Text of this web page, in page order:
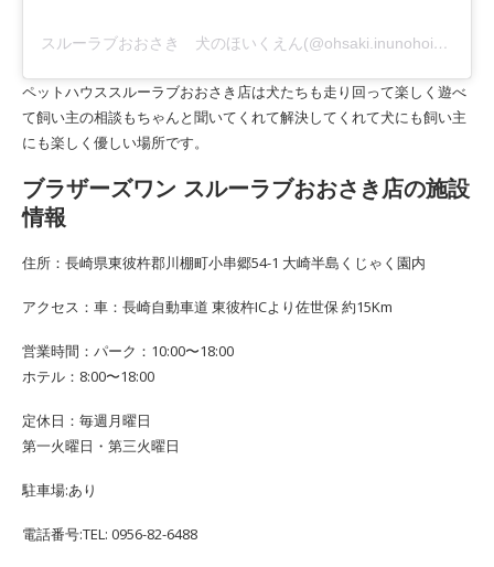
スルーラブおおさき 犬のほいくえん(@ohsaki.inunohoikuen)がシェアした投稿
ペットハウススルーラブおおさき店は犬たちも走り回って楽しく遊べ
て飼い主の相談もちゃんと聞いてくれて解決してくれて犬にも飼い主
にも楽しく優しい場所です。
ブラザーズワン スルーラブおおさき店の施設
情報
住所：長崎県東彼杵郡川棚町小串郷54-1 大崎半島くじゃく園内
アクセス：車：長崎自動車道 東彼杵ICより佐世保 約15Km
営業時間：パーク：10:00〜18:00
ホテル：8:00〜18:00
定休日：毎週月曜日
第一火曜日・第三火曜日
駐車場:あり
電話番号:TEL: 0956-82-6488